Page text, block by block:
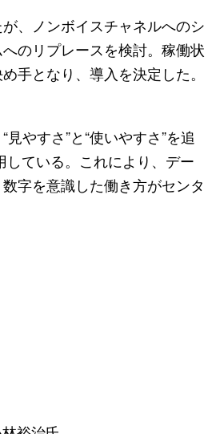
、ノンボイスチャネルへのシ
のリプレースを検討。稼働状
手となり、導入を決定した。
やすさ”と“使いやすさ”を追
ている。これにより、デー
字を意識した働き方がセンタ